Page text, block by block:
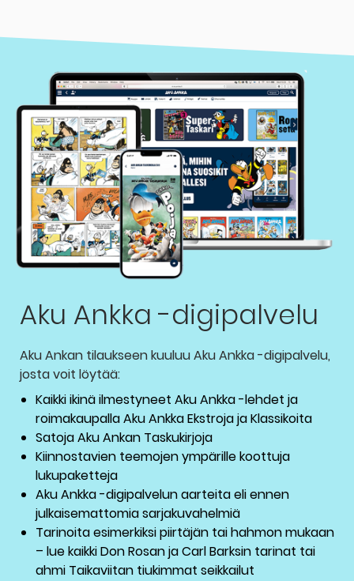
Aku Ankka -digipalvelu
Aku Ankan tilaukseen kuuluu Aku Ankka -digipalvelu,
josta voit löytää:
Kaikki ikinä ilmestyneet Aku Ankka -lehdet ja
roimakaupalla Aku Ankka Ekstroja ja Klassikoita
Satoja Aku Ankan Taskukirjoja
Kiinnostavien teemojen ympärille koottuja
lukupaketteja
Aku Ankka -digipalvelun aarteita eli ennen
julkaisemattomia sarjakuvahelmiä
Tarinoita esimerkiksi piirtäjän tai hahmon mukaan
– lue kaikki Don Rosan ja Carl Barksin tarinat tai
ahmi Taikaviitan tiukimmat seikkailut